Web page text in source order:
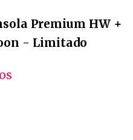
Premium HW +
- Limitado